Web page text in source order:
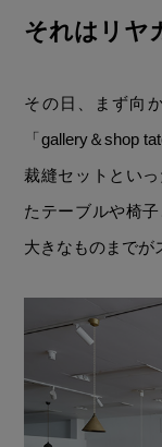
それはリヤ
その日、まず向
「gallery＆shop
裁縫セットとい
たテーブルや椅
大きなものまでが